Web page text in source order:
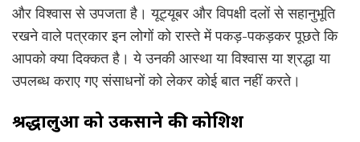
और विश्वास से उपजता है। यूट्यूबर और विपक्षी दलों से सहानुभूति
रखने वाले पत्रकार इन लोगों को रास्ते में पकड़-पकड़कर पूछते कि
आपको क्या दिक्कत है। ये उनकी आस्था या विश्वास या श्रद्धा या
उपलब्ध कराए गए संसाधनों को लेकर कोई बात नहीं करते।
श्रद्धालुओं को उकसाने की कोशिश